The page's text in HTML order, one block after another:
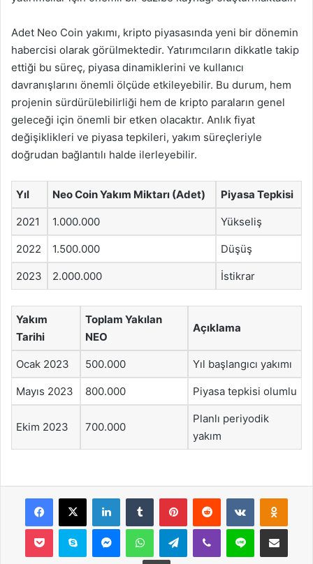
Adet Neo Coin yakımı, kripto piyasasında yeni bir dönemin
habercisi olarak görülmektedir. Yatırımcıların dikkatle takip
ettiği bu süreç, piyasa dinamiklerini ve kullanıcı
davranışlarını önemli ölçüde etkileyebilir. Bu durum, hem
projenin sürdürülebilirliği hem de kripto paraların genel
geleceği için önemli bir etken olacaktır. Anlık fiyat
değişiklikleri ve piyasa tepkileri, yakım süreçleriyle
doğrudan bağlantılı halde ilerleyebilir.
Yıl Neo Coin Yakım Miktarı (Adet) Piyasa Tepkisi
2021 1.000.000 Yükseliş
2022 1.500.000 Düşüş
2023 2.000.000 İstikrar
Yakım
Tarihi
Toplam Yakılan
NEO
Açıklama
Ocak 2023 500.000 Yıl başlangıcı yakımı
Mayıs 2023 800.000 Piyasa tepkisi olumlu
Ekim 2023 700.000
Planlı periyodik
yakım
Facebook
X LinkedInTumblr PinterestReddit VKontakte
Pocket Skype MessengerWhatsAppTelegramViber Line E-Posta ile
Yazdır